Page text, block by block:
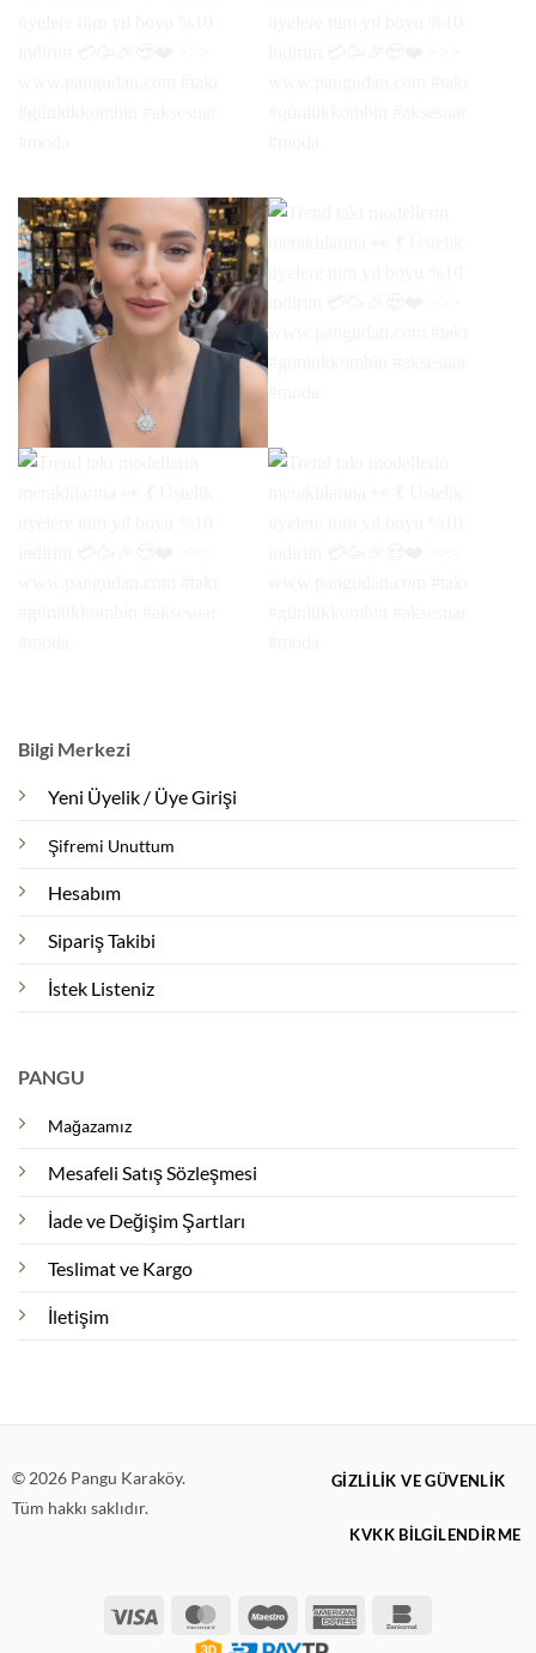
Bilgi Merkezi
Yeni Üyelik / Üye Girişi
Şifremi Unuttum
Hesabım
Sipariş Takibi
İstek Listeniz
PANGU
Mağazamız
Mesafeli Satış Sözleşmesi
İade ve Değişim Şartları
Teslimat ve Kargo
İletişim
© 2026 Pangu Karaköy.
Tüm hakkı saklıdır.
Visa MasterCardMaestro American
GIZLILIK VE GÜVENLIK
KVKK BİLGİLENDİRME